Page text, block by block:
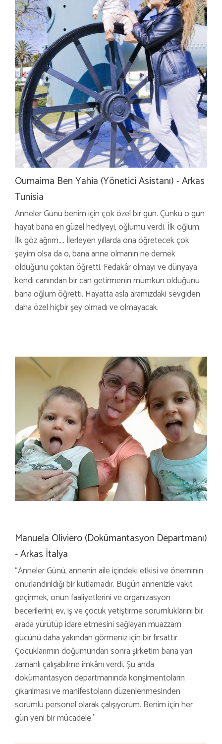
Oumaima Ben Yahia (Yönetici Asistanı) - Arkas
Tunisia
Anneler Günü benim için çok özel bir gün. Çünkü o gün
hayat bana en güzel hediyeyi, oğlumu verdi. İlk oğlum.
İlk göz ağrım.… İlerleyen yıllarda ona öğretecek çok
şeyim olsa da o, bana anne olmanın ne demek
olduğunu çoktan öğretti. Fedakâr olmayı ve dünyaya
kendi canından bir can getirmenin mümkün olduğunu
bana oğlum öğretti. Hayatta asla aramızdaki sevgiden
daha özel hiçbir şey olmadı ve olmayacak.
Manuela Oliviero (Dokümantasyon Departmanı)
- Arkas İtalya
“Anneler Günü, annenin aile içindeki etkisi ve öneminin
onurlandırıldığı bir kutlamadır. Bugün annenizle vakit
geçirmek, onun faaliyetlerini ve organizasyon
becerilerini; ev, iş ve çocuk yetiştirme sorumluklarını bir
arada yürütüp idare etmesini sağlayan muazzam
gücünü daha yakından görmeniz için bir fırsattır.
Çocuklarımın doğumundan sonra şirketim bana yarı
zamanlı çalışabilme imkânı verdi. Şu anda
dokümantasyon departmanında konşimentoların
çıkarılması ve manifestoların düzenlenmesinden
sorumlu personel olarak çalışıyorum. Benim için her
gün yeni bir mücadele.”